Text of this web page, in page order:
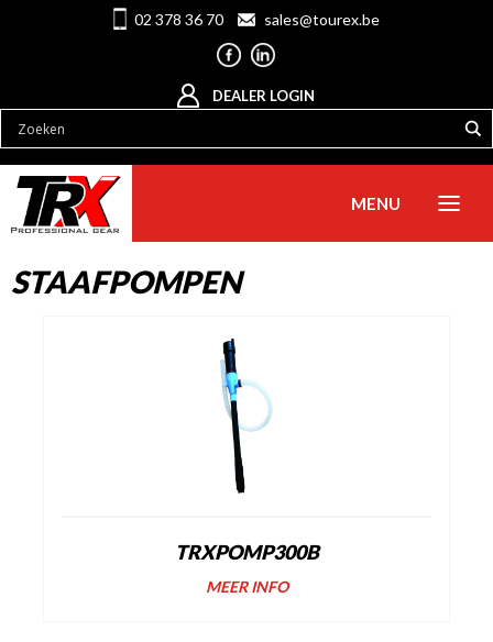
02 378 36 70 sales@tourex.be
DEALER LOGIN
MENU
STAAFPOMPEN
TRXPOMP300B
MEER INFO